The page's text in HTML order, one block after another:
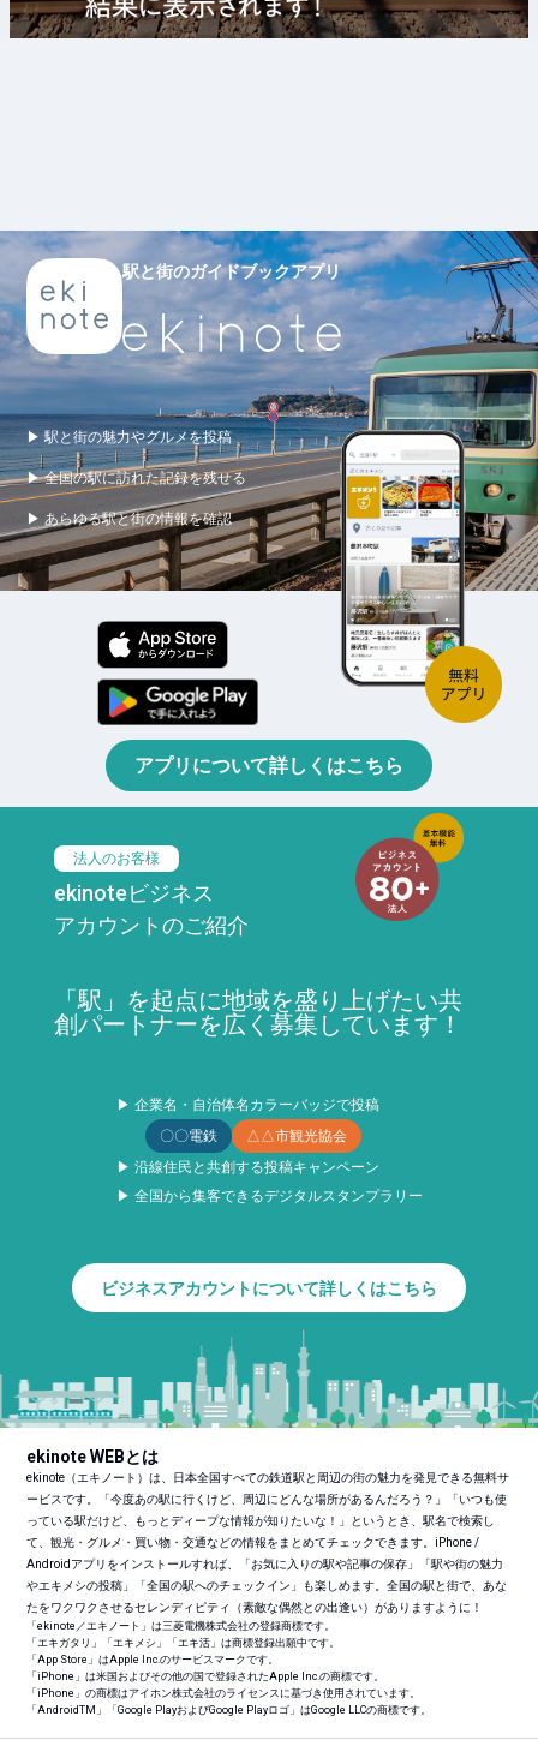
駅と街のガイドブックアプリ
▶ 駅と街の魅力やグルメを投稿
▶ 全国の駅に訪れた記録を残せる
▶ あらゆる駅と街の情報を確認
アプリについて詳しくはこちら
法人のお客様
ekinoteビジネス
アカウントのご紹介
「駅」を起点に地域を盛り上げたい共
創パートナーを広く募集しています！
▶ 企業名・自治体名カラーバッジで投稿
〇〇電鉄
△△市観光協会
▶ 沿線住民と共創する投稿キャンペーン
▶ 全国から集客できるデジタルスタンプラリー
ビジネスアカウントについて詳しくはこちら
ekinote WEBとは
ekinote（エキノート）は、日本全国すべての鉄道駅と周辺の街の魅力を発見できる無料サ
ービスです。「今度あの駅に行くけど、周辺にどんな場所があるんだろう？」「いつも使
っている駅だけど、もっとディープな情報が知りたいな！」というとき、駅名で検索し
て、観光・グルメ・買い物・交通などの情報をまとめてチェックできます。iPhone /
Androidアプリをインストールすれば、「お気に入りの駅や記事の保存」「駅や街の魅力
やエキメシの投稿」「全国の駅へのチェックイン」も楽しめます。全国の駅と街で、あな
たをワクワクさせるセレンディピティ（素敵な偶然との出逢い）がありますように！
「ekinote／エキノート」は三菱電機株式会社の登録商標です。
「エキガタリ」「エキメシ」「エキ活」は商標登録出願中です。
「App Store」はApple Inc.のサービスマークです。
「iPhone」は米国およびその他の国で登録されたApple Inc.の商標です。
「iPhone」の商標はアイホン株式会社のライセンスに基づき使用されています。
「AndroidTM 」「Google PlayおよびGoogle Playロゴ」はGoogle LLCの商標です。